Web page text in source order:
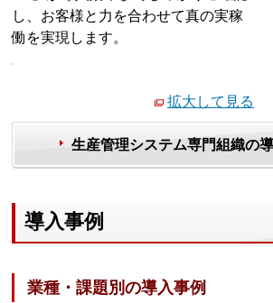
し、お客様と力を合わせて真の実稼
働を実現します。
拡大して見る
生産管理システム専門組織の
導入事例
業種・課題別の導入事例